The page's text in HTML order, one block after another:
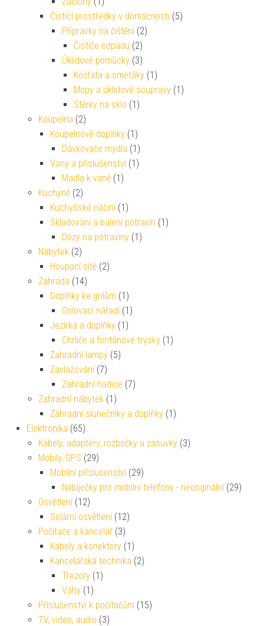
Čistící prostředky v domácnosti (5)
Přípravky na čištění (2)
Čističe odpadu (2)
Úklidové pomůcky (3)
Košťata a smetáky (1)
Mopy a úklidové soupravy (1)
Stěrky na sklo (1)
Koupelna (2)
Koupelnové doplňky (1)
Dávkovače mýdla (1)
Vany a příslušenství (1)
Madla k vaně (1)
Kuchyně (2)
Kuchyňské náčiní (1)
Skladování a balení potravin (1)
Dózy na potraviny (1)
Nábytek (2)
Houpací sítě (2)
Zahrada (14)
Doplňky ke grilům (1)
Grilovací nářadí (1)
Jezírka a doplňky (1)
Chrliče a fontánové trysky (1)
Zahradní lampy (5)
Zavlažování (7)
Zahradní hadice (7)
Zahradní nábytek (1)
Zahradní slunečníky a doplňky (1)
Elektronika (65)
Kabely, adaptéry, rozbočky a zásuvky (3)
Mobily, GPS (29)
Mobilní příslušenství (29)
Nabíječky pro mobilní telefony - neoriginální (29)
Osvětlení (12)
Solární osvětlení (12)
Počítače a kancelář (3)
Kabely a konektory (1)
Kancelářská technika (2)
Trezory (1)
Váhy (1)
Příslušenství k počítačům (15)
TV, video, audio (3)